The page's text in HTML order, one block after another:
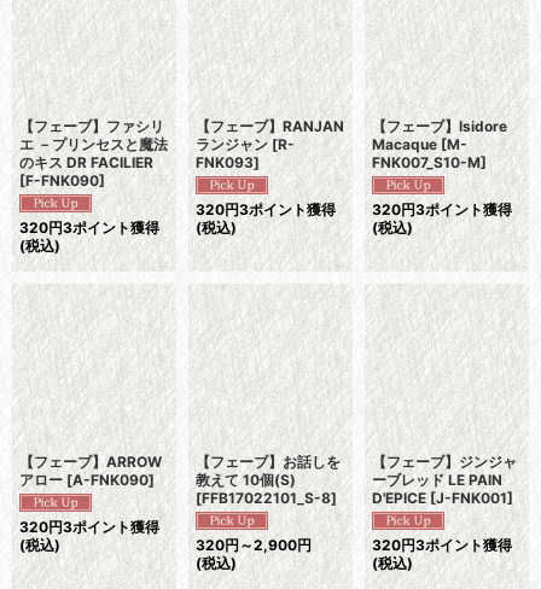
【フェーブ】ファシリ
エ －プリンセスと魔法
のキス DR FACILIER
[F-FNK090]
320円3ポイント獲得
(税込)
【フェーブ】RANJAN
ランジャン [R-
FNK093]
320円3ポイント獲得
(税込)
【フェーブ】Isidore
Macaque [M-
FNK007_S10-M]
320円3ポイント獲得
(税込)
【フェーブ】ARROW
アロー [A-FNK090]
320円3ポイント獲得
(税込)
【フェーブ】お話しを
教えて 10個(S)
[FFB17022101_S-8]
320円～2,900円
(税込)
【フェーブ】ジンジャ
ーブレッド LE PAIN
D'EPICE [J-FNK001]
320円3ポイント獲得
(税込)